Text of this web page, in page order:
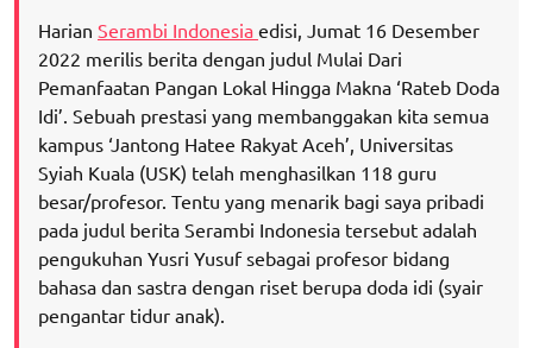
Harian Serambi Indonesia edisi, Jumat 16 Desember
2022 merilis berita dengan judul Mulai Dari
Pemanfaatan Pangan Lokal Hingga Makna ‘Rateb Doda
Idi’. Sebuah prestasi yang membanggakan kita semua
kampus ‘Jantong Hatee Rakyat Aceh’, Universitas
Syiah Kuala (USK) telah menghasilkan 118 guru
besar/profesor. Tentu yang menarik bagi saya pribadi
pada judul berita Serambi Indonesia tersebut adalah
pengukuhan Yusri Yusuf sebagai profesor bidang
bahasa dan sastra dengan riset berupa doda idi (syair
pengantar tidur anak).